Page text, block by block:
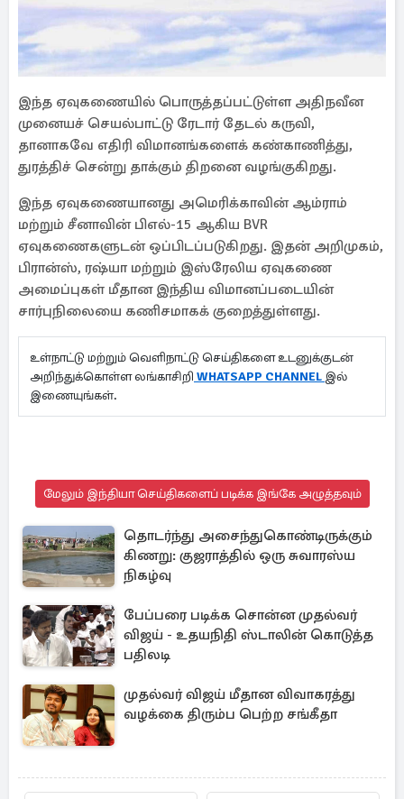
இந்த ஏவுகணையில் பொருத்தப்பட்டுள்ள அதிநவீன
முனையச் செயல்பாட்டு ரேடார் தேடல் கருவி,
தானாகவே எதிரி விமானங்களைக் கண்காணித்து,
துரத்திச் சென்று தாக்கும் திறனை வழங்குகிறது.
இந்த ஏவுகணையானது அமெரிக்காவின் ஆம்ராம்
மற்றும் சீனாவின் பிஎல்-15 ஆகிய BVR
ஏவுகணைகளுடன் ஒப்பிடப்படுகிறது. இதன் அறிமுகம்,
பிரான்ஸ், ரஷ்யா மற்றும் இஸ்ரேலிய ஏவுகணை
அமைப்புகள் மீதான இந்திய விமானப்படையின்
சார்புநிலையை கணிசமாகக் குறைத்துள்ளது.
உள்நாட்டு மற்றும் வெளிநாட்டு செய்திகளை உடனுக்குடன்
அறிந்துக்கொள்ள லங்காசிறி WHATSAPP CHANNEL இல்
இணையுங்கள்.
மேலும் இந்தியா செய்திகளைப் படிக்க இங்கே அழுத்தவும்
தொடர்ந்து அசைந்துகொண்டிருக்கும்
கிணறு: குஜராத்தில் ஒரு சுவாரஸ்ய
நிகழ்வு
பேப்பரை படிக்க சொன்ன முதல்வர்
விஜய் - உதயநிதி ஸ்டாலின் கொடுத்த
பதிலடி
முதல்வர் விஜய் மீதான விவாகரத்து
வழக்கை திரும்ப பெற்ற சங்கீதா